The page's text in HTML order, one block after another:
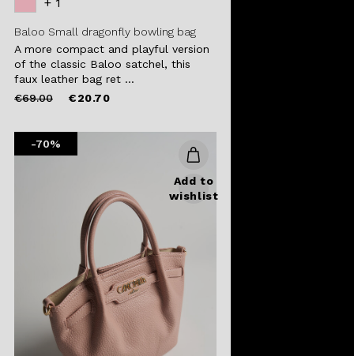
+ 1
Baloo Small dragonfly bowling bag
A more compact and playful version
of the classic Baloo satchel, this
faux leather bag ret ...
Price
€69.00to €20.70
-70%
Add to
wishlist